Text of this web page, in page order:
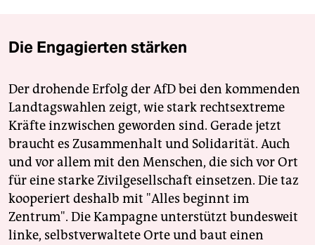
Die Engagierten stärken
Der drohende Erfolg der AfD bei den kommenden
Landtagswahlen zeigt, wie stark rechtsextreme
Kräfte inzwischen geworden sind. Gerade jetzt
braucht es Zusammenhalt und Solidarität. Auch
und vor allem mit den Menschen, die sich vor Ort
für eine starke Zivilgesellschaft einsetzen. Die taz
kooperiert deshalb mit "Alles beginnt im
Zentrum". Die Kampagne unterstützt bundesweit
linke, selbstverwaltete Orte und baut einen